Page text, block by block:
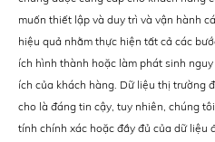
muốn thiết lập và duy trì và vận hành
hiệu quả nhằm thực hiện tất cả các
ích hình thành hoặc làm phát sinh
ích của khách hàng. Dữ liệu thị trường
cho là đáng tin cậy, tuy nhiên, chúng
tính chính xác hoặc đầy đủ của dữ liệu